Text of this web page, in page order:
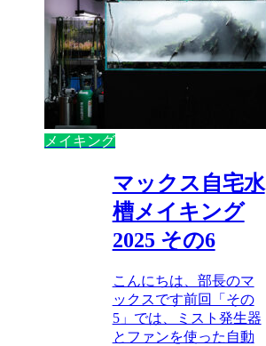
メイキング
マックス自宅水
槽メイキング
2025 その6
こんにちは、部長のマ
ックスです前回「その
5」では、ミスト発生器
とファンを使った自動